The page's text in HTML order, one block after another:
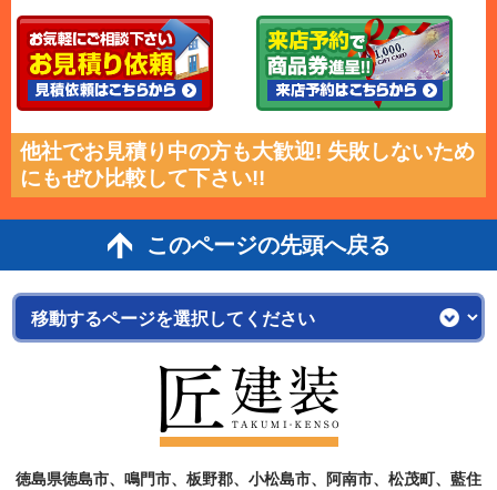
他社でお見積り中の方も大歓迎! 失敗しないため
にもぜひ比較して下さい!!
このページの先頭へ戻る
徳島県徳島市、鳴門市、板野郡、小松島市、阿南市、松茂町、藍住